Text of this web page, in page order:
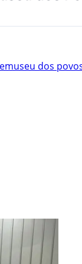
museu dos